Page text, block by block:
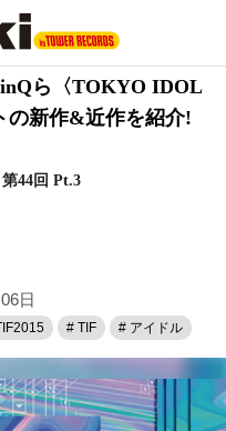
ら〈TOKYO IDOL
の新作&近作を紹介!
44回 Pt.3
日
# TIF # アイドル